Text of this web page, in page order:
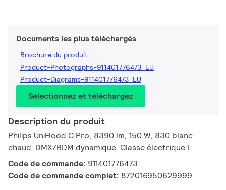
Documents les plus téléchargés
Brochure du produit
Product-Photographs-911401776473_EU
Product-Diagrams-911401776473_EU
Sélectionnez et téléchargez
Description du produit
Philips UniFlood C Pro, 8390 lm, 150 W, 830 blanc
chaud, DMX/RDM dynamique, Classe électrique I
Code de commande: 911401776473
Code de commande complet: 872016950629999